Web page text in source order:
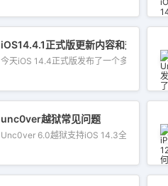
iOS14.4.1正式版更新内容和升级方法
今天iOS 14.4正式版发布了一个多月，苹...
unc0ver越狱常见问题
Unc0ver 6.0越狱支持iOS 14.3全设备越狱...